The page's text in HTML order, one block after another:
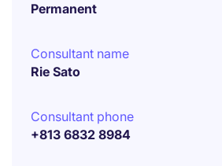
Permanent
Consultant name
Rie Sato
Consultant phone
+813 6832 8984